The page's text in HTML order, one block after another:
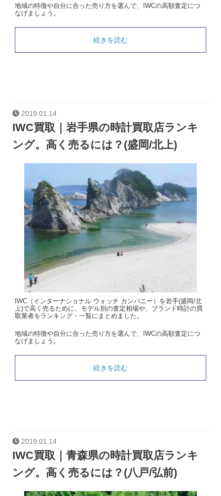
地域の特徴や自分に合った売り方を選んで、IWCの高額査定につ
なげましょう。
続きを読む
2019.01.14
IWC買取｜岩手県の時計買取店ランキ
ング。高く売るには？(盛岡/北上)
IWC（インターナショナル ウォッチ カンパニー）を岩手(盛岡/北
上)で高く売るために、モデル別の査定相場や、ブランド時計の買
取業者をランキング・一覧にまとめました。
地域の特徴や自分に合った売り方を選んで、IWCの高額査定につ
なげましょう。
続きを読む
2019.01.14
IWC買取｜青森県の時計買取店ランキ
ング。高く売るには？(八戸/弘前)